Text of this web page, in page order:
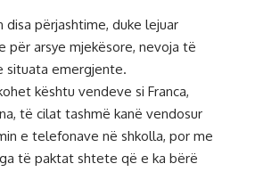
disa përjashtime, duke lejuar
për arsye mjekësore, nevoja të
situata emergjente.
kështu vendeve si Franca,
të cilat tashmë kanë vendosur
e telefonave në shkolla, por me
të paktat shtete që e ka bërë